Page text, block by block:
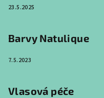
23.5.2025
Barvy Natulique
7.5.2023
Vlasová péče